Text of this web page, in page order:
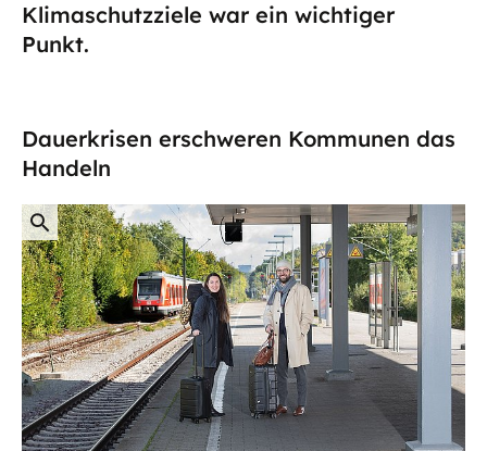
Klimaschutzziele war ein wichtiger
Punkt.
Dauerkrisen erschweren Kommunen das
Handeln